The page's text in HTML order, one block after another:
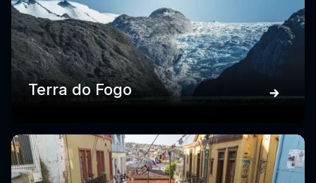
Terra do Fogo